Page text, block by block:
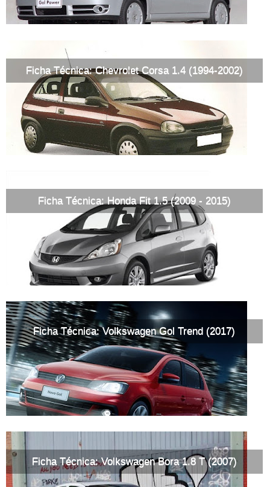
Ficha Técnica: Chevrolet Corsa 1.4 (1994-2002)
Ficha Técnica: Honda Fit 1.5 (2009 - 2015)
Ficha Técnica: Volkswagen Gol Trend (2017)
Ficha Técnica: Volkswagen Bora 1.8 T (2007)